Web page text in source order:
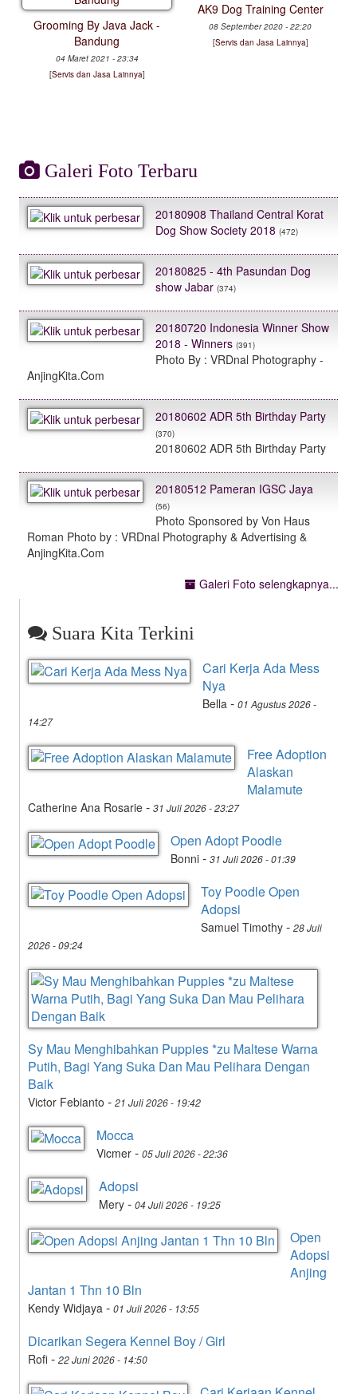
Grooming By Java Jack -
Bandung
04 Maret 2021 - 23:34
[Servis dan Jasa Lainnya]
AK9 Dog Training Center
08 September 2020 - 22:20
[Servis dan Jasa Lainnya]
Galeri Foto Terbaru
20180908 Thailand Central Korat
Dog Show Society 2018 (472)
20180825 - 4th Pasundan Dog
show Jabar (374)
20180720 Indonesia Winner Show
2018 - Winners (391)
Photo By : VRDnal Photography -
AnjingKita.Com
20180602 ADR 5th Birthday Party
(370)
20180602 ADR 5th Birthday Party
20180512 Pameran IGSC Jaya
(56)
Photo Sponsored by Von Haus
Roman Photo by : VRDnal Photography & Advertising &
AnjingKita.Com
Galeri Foto selengkapnya...
Suara Kita Terkini
Cari Kerja Ada Mess
Nya
Bella - 01 Agustus 2026 -
14:27
Free Adoption
Alaskan
Malamute
Catherine Ana Rosarie - 31 Juli 2026 - 23:27
Open Adopt Poodle
Bonni - 31 Juli 2026 - 01:39
Toy Poodle Open
Adopsi
Samuel Timothy - 28 Juli
2026 - 09:24
Sy Mau Menghibahkan Puppies *zu Maltese Warna
Putih, Bagi Yang Suka Dan Mau Pelihara Dengan
Baik
Victor Febianto - 21 Juli 2026 - 19:42
Mocca
Vicmer - 05 Juli 2026 - 22:36
Adopsi
Mery - 04 Juli 2026 - 19:25
Open
Adopsi
Anjing
Jantan 1 Thn 10 Bln
Kendy Widjaya - 01 Juli 2026 - 13:55
Dicarikan Segera Kennel Boy / Girl
Rofi - 22 Juni 2026 - 14:50